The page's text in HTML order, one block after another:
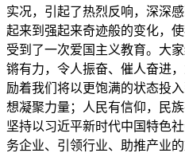
实况，引起了热烈反响，深深
起来到强起来奇迹般的变化，
受到了一次爱国主义教育。大
锵有力，令人振奋、催人奋进
励着我们将以更饱满的状态投
想凝聚力量；人民有信仰，民
坚持以习近平新时代中国特色
务企业、引领行业、助推产业